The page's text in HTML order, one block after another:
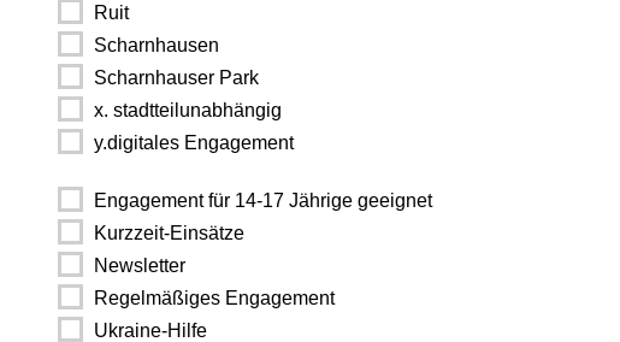
Ruit
Scharnhausen
Scharnhauser Park
x. stadtteilunabhängig
y.digitales Engagement
Engagement für 14-17 Jährige geeignet
Kurzzeit-Einsätze
Newsletter
Regelmäßiges Engagement
Ukraine-Hilfe